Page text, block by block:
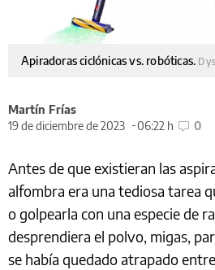
Apiradoras ciclónicas vs. robóticas.
Martín Frías
19 de diciembre de 2023
06:22 h 0
Antes de que existieran las
alfombra era una tediosa tarea
o golpearla con una especie de
desprendiera el polvo, migas,
se había quedado atrapado